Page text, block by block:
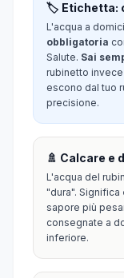
🏷️ Etichetta:
L'acqua a
obbligatoria
Salute. Sai
rubinetto
escono dal tuo
precisione.
🚿 Calcare e
L'acqua del
"dura". Significa
sapore più
consegnate a
inferiore.